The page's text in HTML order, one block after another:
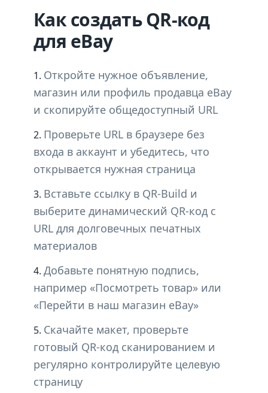
Как создать QR-код
для eBay
Откройте нужное объявление,
магазин или профиль продавца eBay
и скопируйте общедоступный URL
Проверьте URL в браузере без
входа в аккаунт и убедитесь, что
открывается нужная страница
Вставьте ссылку в QR-Build и
выберите динамический QR-код с
URL для долговечных печатных
материалов
Добавьте понятную подпись,
например «Посмотреть товар» или
«Перейти в наш магазин eBay»
Скачайте макет, проверьте
готовый QR-код сканированием и
регулярно контролируйте целевую
страницу